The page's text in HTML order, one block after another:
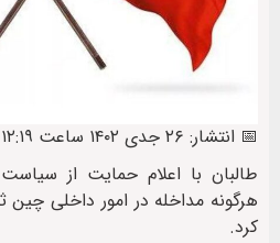
📅 انتشار: ۲۶ جدی ۱۴۰۲ ساعت ۱۲:۱۹
طالبان با اعلام حمایت از
هرگونه مداخله در امور داخلی
کرد.